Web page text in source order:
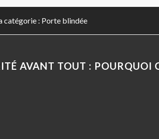
catégorie : Porte blindée
AVANT TOUT : POURQUOI